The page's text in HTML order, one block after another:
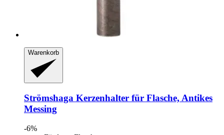
Warenkorb
Strömshaga Kerzenhalter für Flasche, Antikes
Messing
-6%